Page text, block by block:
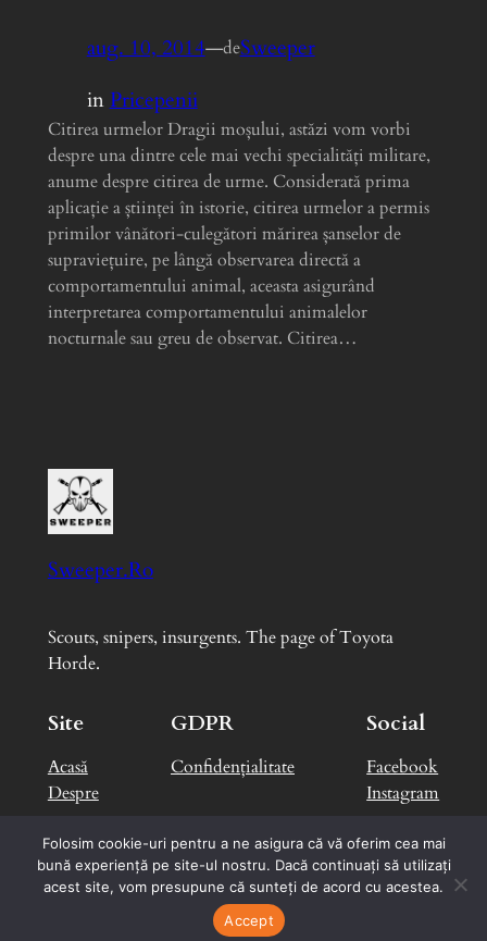
aug. 10, 2014—deSweeper
inPricepenii
Citirea urmelor Dragii moșului, astăzi vom vorbi
despre una dintre cele mai vechi specialități militare,
anume despre citirea de urme. Considerată prima
aplicație a științei în istorie, citirea urmelor a permis
primilor vânători-culegători mărirea șanselor de
supraviețuire, pe lângă observarea directă a
comportamentului animal, aceasta asigurând
interpretarea comportamentului animalelor
nocturnale sau greu de observat. Citirea…
Sweeper.Ro
Scouts, snipers, insurgents. The page of Toyota
Horde.
Site
Acasă
Despre
GDPR
Confidențialitate
Social
Facebook
Instagram
Designed withWordPressbyGeorge B.
Folosim cookie-uri pentru a ne asigura că vă oferim cea mai
bună experiență pe site-ul nostru. Dacă continuați să utilizați
acest site, vom presupune că sunteți de acord cu acestea.
Accept